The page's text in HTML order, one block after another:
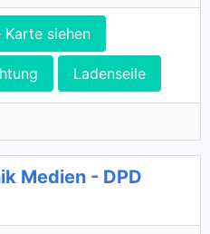
Karte siehen
Ladenseile
Medien - DPD